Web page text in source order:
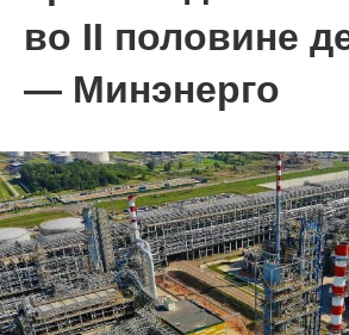
во II половине
— Минэнерго